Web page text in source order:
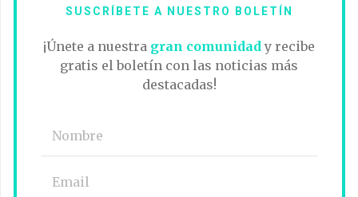
SUSCRÍBETE A NUESTRO BOLETÍN
¡Únete a nuestra gran comunidady recibe
gratis el boletín con las noticias más
destacadas!